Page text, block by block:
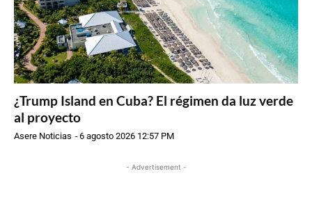
¿Trump Island en Cuba? El régimen da luz verde
al proyecto
Asere Noticias -6 agosto 2026 12:57 PM
- Advertisement -